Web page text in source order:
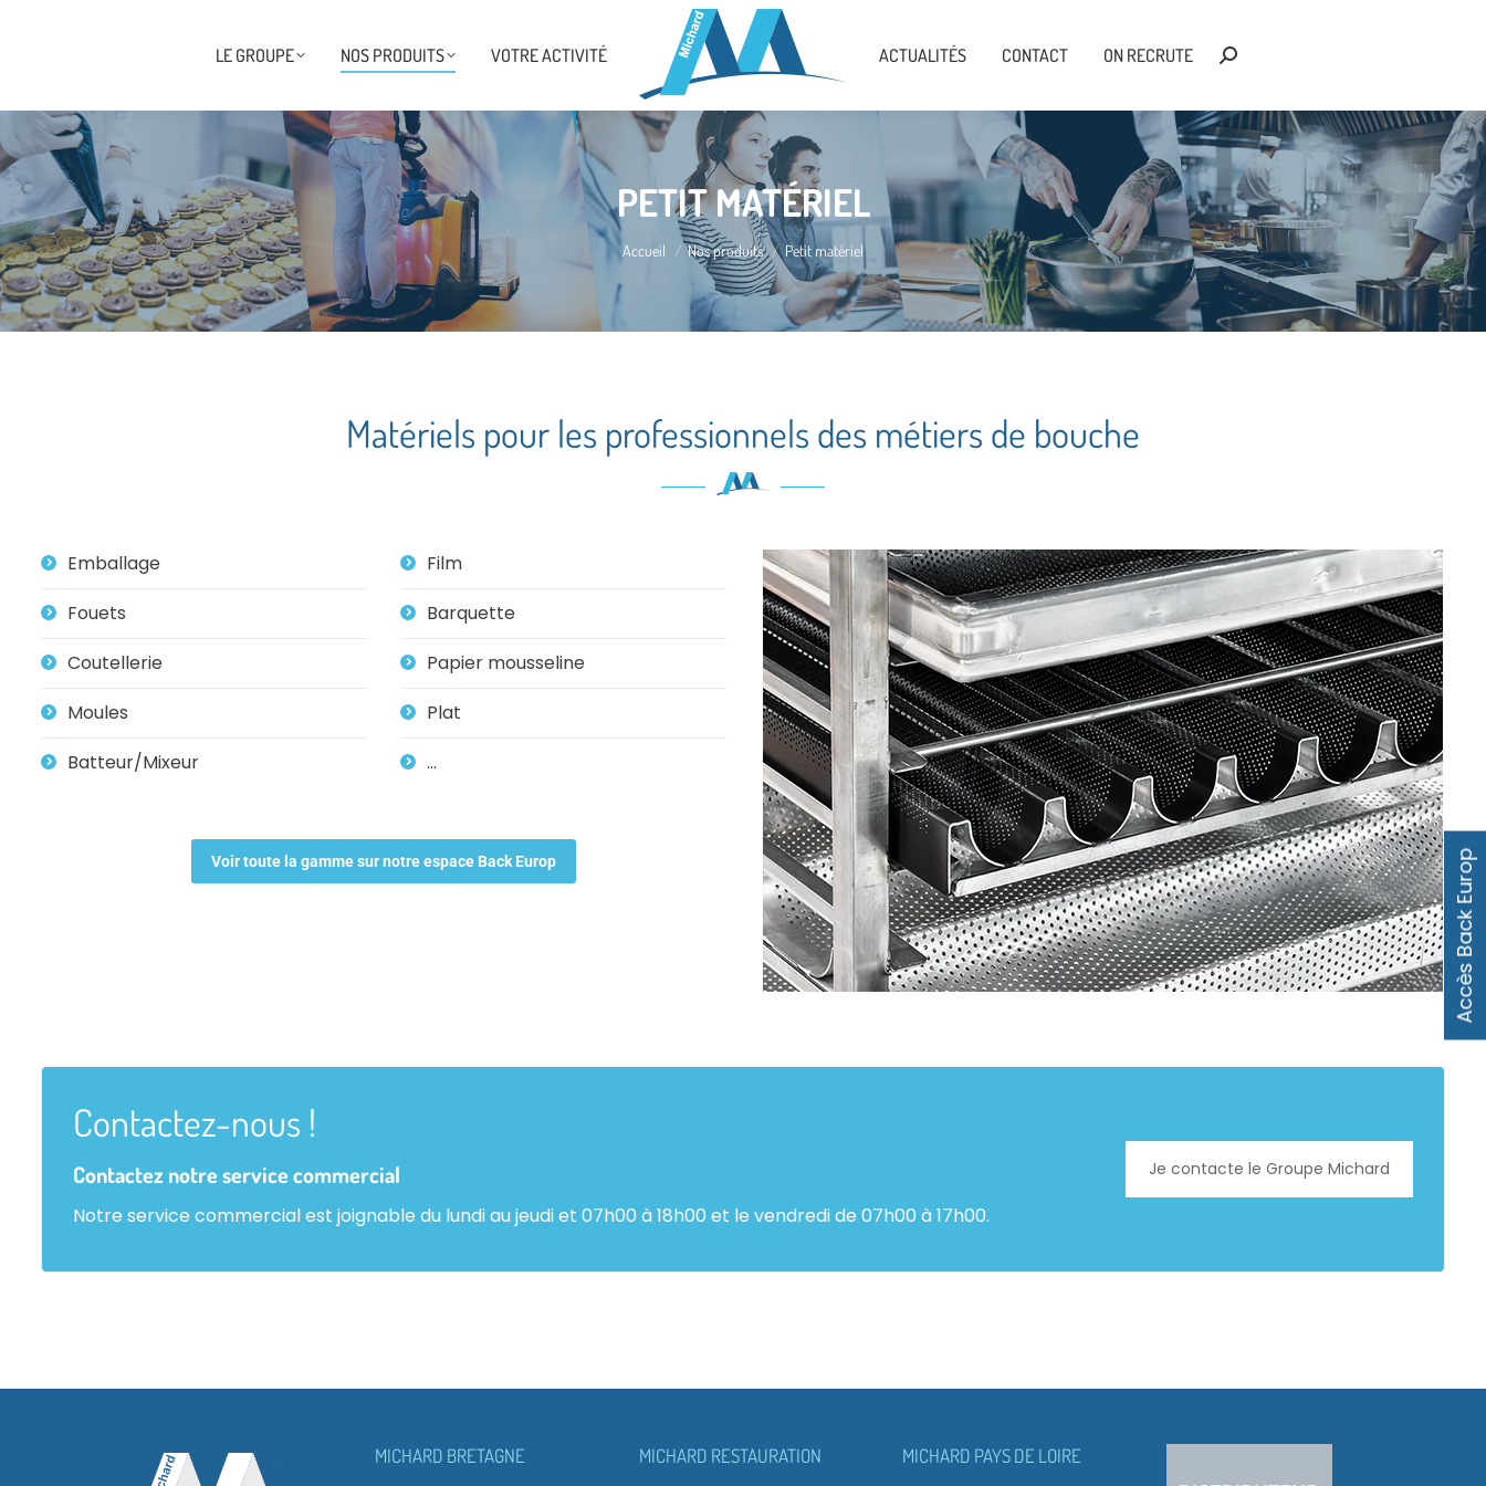
LE GROUPE NOS PRODUITS VOTRE ACTIVITÉ ACTUALITÉS CONTACT ON RECRUTE
Recherche
PETIT MATÉRIEL
Vous êtes ici :
Accueil Nos produits Petit matériel
Matériels pour les professionnels des métiers de bouche
Emballage
Fouets
Coutellerie
Moules
Batteur/Mixeur
Film
Barquette
Papier mousseline
Plat
…
Voir toute la gamme sur notre espace Back Europ
Contactez-nous !
Contactez notre service commercial
Notre service commercial est joignable du lundi au jeudi et 07h00 à 18h00 et le vendredi de 07h00 à 17h00.
Je contacte le Groupe Michard
MICHARD BRETAGNE MICHARD RESTAURATION MICHARD PAYS DE LOIRE
Accès Back Europ